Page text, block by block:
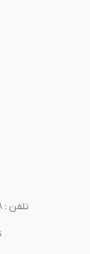
تلفن : 02133488818 – 02133488817